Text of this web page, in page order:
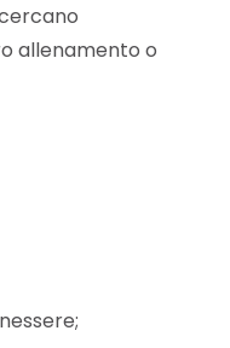
allenamento o